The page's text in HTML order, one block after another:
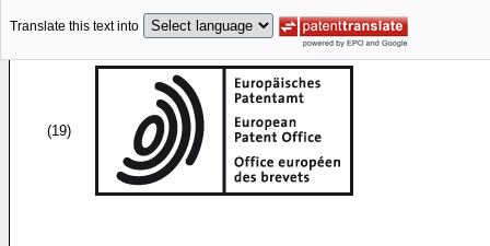
Translate this text into
(19)